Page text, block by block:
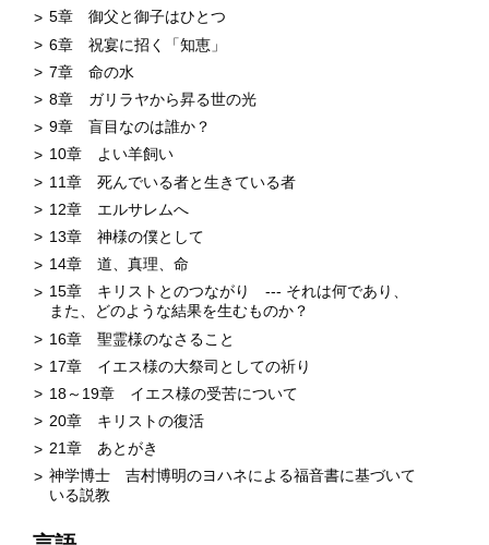
5章 御父と御子はひとつ
6章 祝宴に招く「知恵」
7章 命の水
8章 ガリラヤから昇る世の光
9章 盲目なのは誰か？
10章 よい羊飼い
11章 死んでいる者と生きている者
12章 エルサレムへ
13章 神様の僕として
14章 道、真理、命
15章 キリストとのつながり --- それは何であり、
また、どのような結果を生むものか？
16章 聖霊様のなさること
17章 イエス様の大祭司としての祈り
18～19章 イエス様の受苦について
20章 キリストの復活
21章 あとがき
神学博士 吉村博明のヨハネによる福音書に基づいて
いる説教